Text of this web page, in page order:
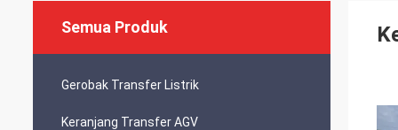
Semua Produk
Gerobak Transfer Listrik
Keranjang Transfer AGV